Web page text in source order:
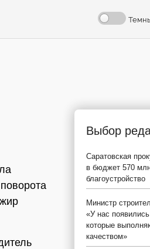
Выбор
Саратовская
в бюджет 570
благоустройство
Министр
«У нас
которые
качеством»